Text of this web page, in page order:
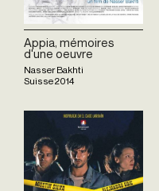
Appia, mémoires
d'une oeuvre
Nasser Bakhti
Suisse2014